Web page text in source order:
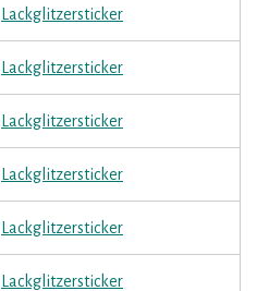
Lackglitzersticker
Lackglitzersticker
Lackglitzersticker
Lackglitzersticker
Lackglitzersticker
Lackglitzersticker